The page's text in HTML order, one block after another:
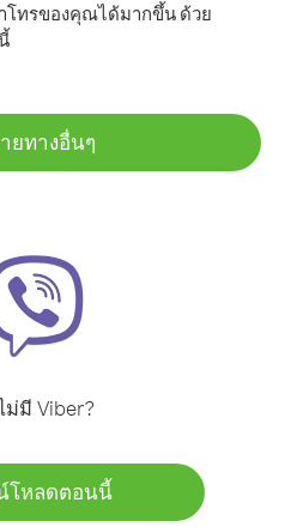
ทรของคุณได้มากขึ้น ด้วย
ยทางอื่นๆ
ม่มี Viber?
โหลดตอนนี้